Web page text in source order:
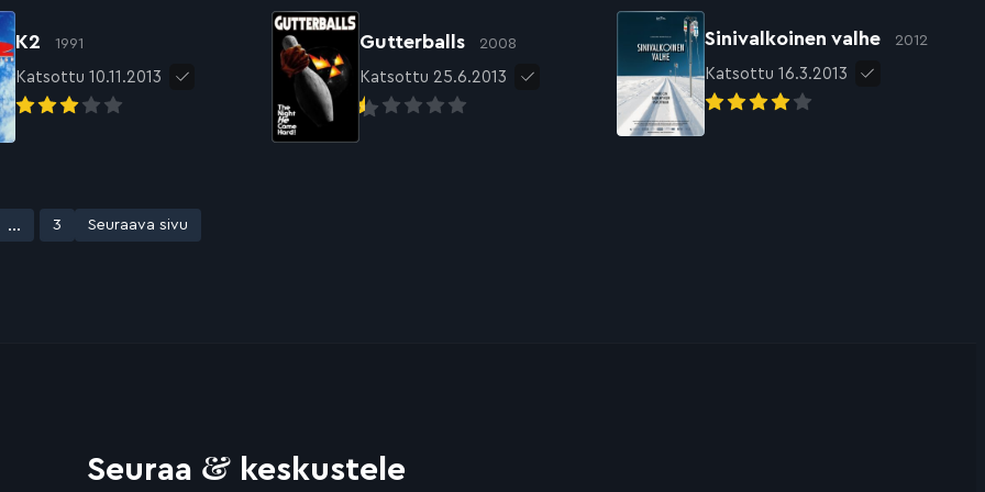
K2 1991
Katsottu 10.11.2013
Gutterballs 2008
Katsottu 25.6.2013
Sinivalkoinen valhe 2012
Katsottu 16.3.2013
sivu
... Avaa sivu
3 Seuraava sivu
Seuraa & keskustele